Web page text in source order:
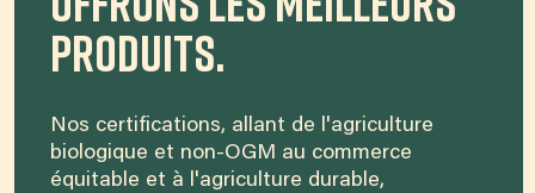
produits.
Nos certifications, allant de l'agriculture
biologique et non-OGM au commerce
équitable et à l'agriculture durable,